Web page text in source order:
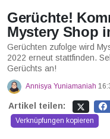
Gerüchte!
Mystery Shop
Gerüchten zufolge wird
2022 erneut stattfinden.
Gerüchts an!
Annisya Yuniamaniah
Artikel teilen:
Verknüpfungen kopieren